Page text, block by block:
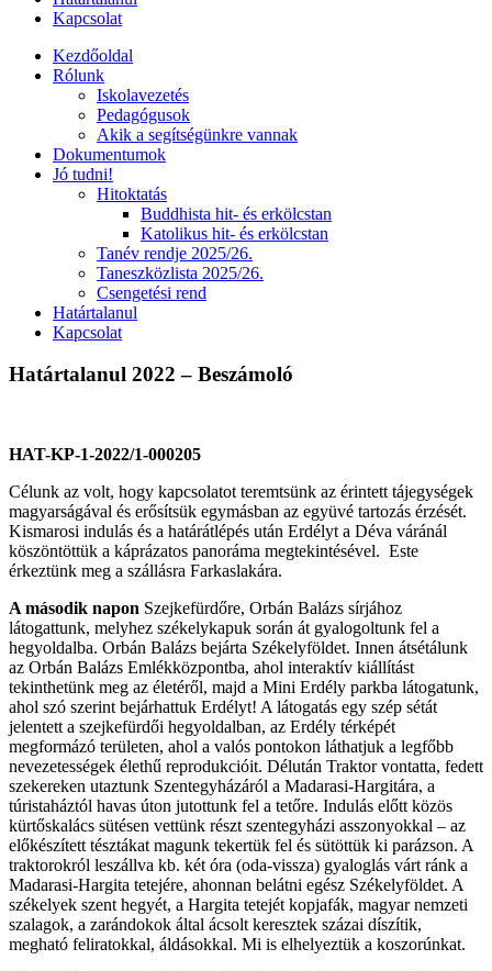
Kapcsolat
Kezdőoldal
Rólunk
Iskolavezetés
Pedagógusok
Akik a segítségünkre vannak
Dokumentumok
Jó tudni!
Hitoktatás
Buddhista hit- és erkölcstan
Katolikus hit- és erkölcstan
Tanév rendje 2025/26.
Taneszközlista 2025/26.
Csengetési rend
Határtalanul
Kapcsolat
Határtalanul 2022 – Beszámoló
HAT-KP-1-2022/1-000205
Célunk az volt, hogy kapcsolatot teremtsünk az érintett tájegységek
magyarságával és erősítsük egymásban az együvé tartozás érzését.
Kismarosi indulás és a határátlépés után Erdélyt a Déva váránál
köszöntöttük a káprázatos panoráma megtekintésével. Este
érkeztünk meg a szállásra Farkaslakára.
A második napon Szejkefürdőre, Orbán Balázs sírjához
látogattunk, melyhez székelykapuk során át gyalogoltunk fel a
hegyoldalba. Orbán Balázs bejárta Székelyföldet. Innen átsétálunk
az Orbán Balázs Emlékközpontba, ahol interaktív kiállítást
tekinthetünk meg az életéről, majd a Mini Erdély parkba látogatunk,
ahol szó szerint bejárhattuk Erdélyt! A látogatás egy szép sétát
jelentett a szejkefürdői hegyoldalban, az Erdély térképét
megformázó területen, ahol a valós pontokon láthatjuk a legfőbb
nevezetességek élethű reprodukcióit. Délután Traktor vontatta, fedett
szekereken utaztunk Szentegyházáról a Madarasi-Hargitára, a
túristaháztól havas úton jutottunk fel a tetőre. Indulás előtt közös
kürtőskalács sütésen vettünk részt szentegyházi asszonyokkal – az
előkészített tésztákat magunk tekertük fel és sütöttük ki parázson. A
traktorokról leszállva kb. két óra (oda-vissza) gyaloglás várt ránk a
Madarasi-Hargita tetejére, ahonnan belátni egész Székelyföldet. A
székelyek szent hegyét, a Hargita tetejét kopjafák, magyar nemzeti
szalagok, a zarándokok által ácsolt keresztek százai díszítik,
megható feliratokkal, áldásokkal. Mi is elhelyeztük a koszorúnkat.